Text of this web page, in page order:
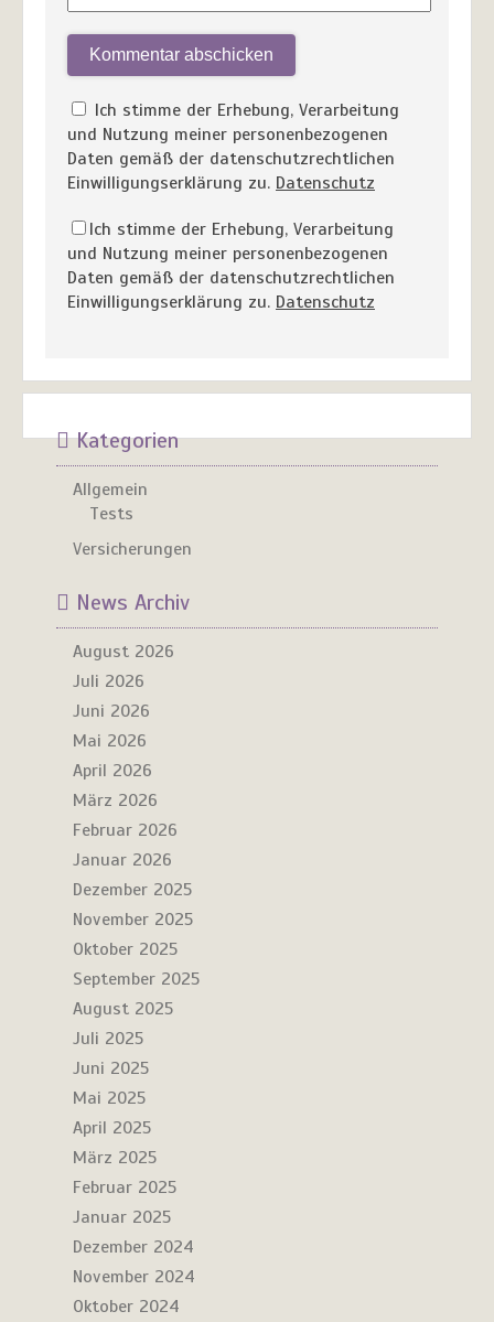
Ich stimme der Erhebung, Verarbeitung
und Nutzung meiner personenbezogenen
Daten gemäß der datenschutzrechtlichen
Einwilligungserklärung zu. Datenschutz
Ich stimme der Erhebung, Verarbeitung
und Nutzung meiner personenbezogenen
Daten gemäß der datenschutzrechtlichen
Einwilligungserklärung zu. Datenschutz
Kategorien
Allgemein
Tests
Versicherungen
News Archiv
August 2026
Juli 2026
Juni 2026
Mai 2026
April 2026
März 2026
Februar 2026
Januar 2026
Dezember 2025
November 2025
Oktober 2025
September 2025
August 2025
Juli 2025
Juni 2025
Mai 2025
April 2025
März 2025
Februar 2025
Januar 2025
Dezember 2024
November 2024
Oktober 2024